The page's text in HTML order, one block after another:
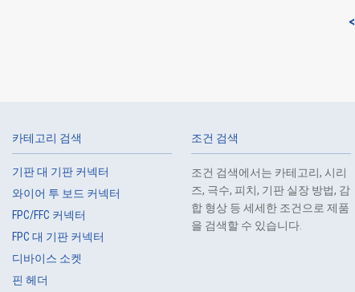
IMSA-9664S-18Y964
카테고리 검색
기판 대 기판 커넥터
와이어 투 보드 커넥터
FPC/FFC 커넥터
FPC 대 기판 커넥터
디바이스 소켓
핀 헤더
조건 검색
조건 검색에서는 카테고리, 시리
즈, 극수, 피치, 기판 실장 방법, 감
합 형상 등 세세한 조건으로 제품
을 검색할 수 있습니다.